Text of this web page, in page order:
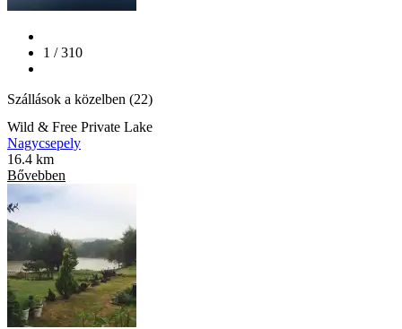
1 / 310
Szállások a közelben (22)
Wild & Free Private Lake
Nagycsepely
16.4 km
Bővebben